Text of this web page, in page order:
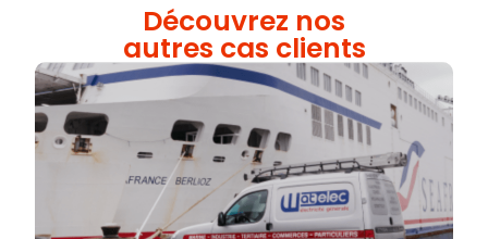
Découvrez nos
autres cas clients